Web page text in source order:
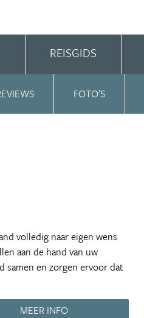
REISGIDS
FOTO’S
volledig naar eigen wens
aan de hand van uw
samen en zorgen ervoor dat
MEER INFO